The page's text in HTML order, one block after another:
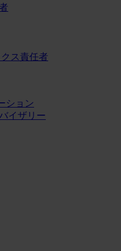
ス責任者
ション
イザリー